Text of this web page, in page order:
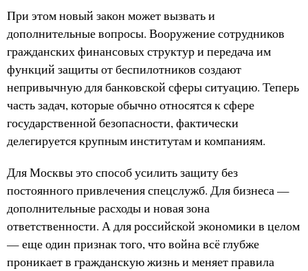
При этом новый закон может вызвать и
дополнительные вопросы. Вооружение сотрудников
гражданских финансовых структур и передача им
функций защиты от беспилотников создают
непривычную для банковской сферы ситуацию. Теперь
часть задач, которые обычно относятся к сфере
государственной безопасности, фактически
делегируется крупным институтам и компаниям.
Для Москвы это способ усилить защиту без
постоянного привлечения спецслужб. Для бизнеса —
дополнительные расходы и новая зона
ответственности. А для российской экономики в целом
— еще один признак того, что война всё глубже
проникает в гражданскую жизнь и меняет правила